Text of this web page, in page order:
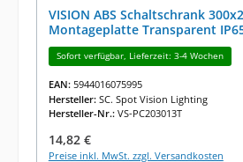
VISION ABS Schaltschrank
Montageplatte Transparent
Sofort verfügbar, Lieferzeit: 3-4 Wochen
EAN: 5944016075995
Hersteller: SC. Spot Vision Lighting
Hersteller-Nr.: VS-PC203013T
Regulärer Preis:
14,82 €
Preise inkl. MwSt. zzgl. Versandkosten